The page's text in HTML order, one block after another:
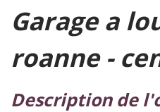
garage a louer a
roanne -
description de